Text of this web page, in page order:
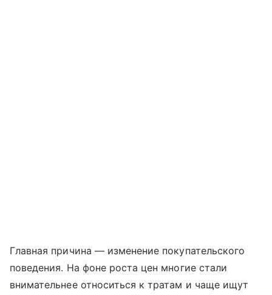
Главная причина — изменение покупательского
поведения. На фоне роста цен многие стали
внимательнее относиться к тратам и чаще ищут